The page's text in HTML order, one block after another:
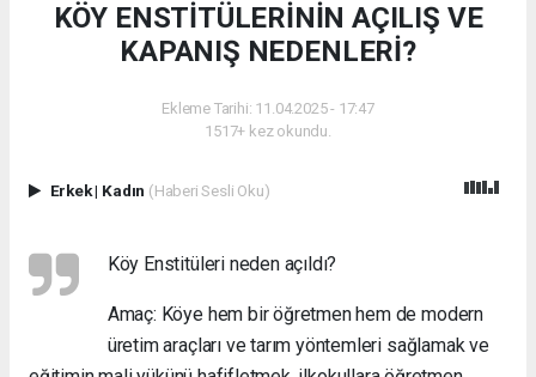
KÖY ENSTİTÜLERİNİN AÇILIŞ VE
KAPANIŞ NEDENLERİ?
Ekleme Tarihi: 11.04.2025 - 17:47
1517+ kez okundu.
Erkek| Kadın (Haberi Sesli Oku)
Köy Enstitüleri neden açıldı?
Amaç: Köye hem bir öğretmen hem de modern
üretim araçları ve tarım yöntemleri sağlamak ve